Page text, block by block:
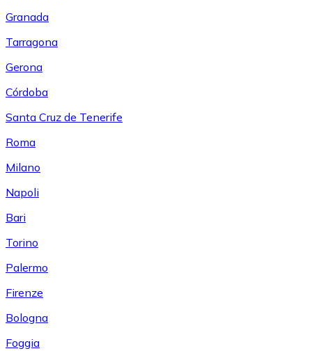
Granada
Tarragona
Gerona
Córdoba
Santa Cruz de Tenerife
Roma
Milano
Napoli
Bari
Torino
Palermo
Firenze
Bologna
Foggia